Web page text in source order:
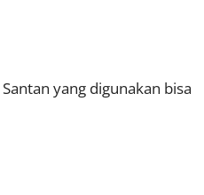
yang digunakan bisa